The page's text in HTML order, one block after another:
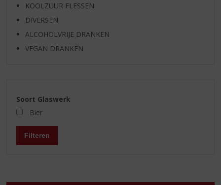
KOOLZUUR FLESSEN
DIVERSEN
ALCOHOLVRIJE DRANKEN
VEGAN DRANKEN
Soort Glaswerk
Bier
Filteren